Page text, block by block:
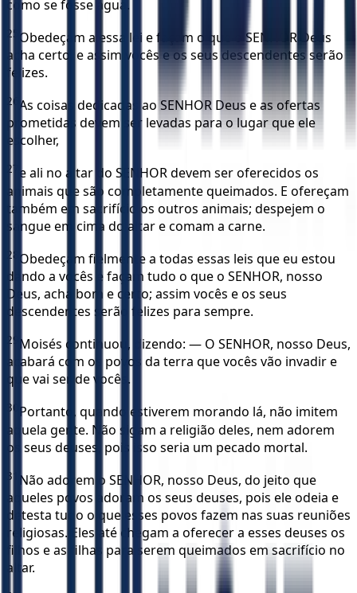
como se fosse água.
25 Obedeçam a essa lei e façam o que o SENHOR Deus
acha certo, e assim vocês e os seus descendentes serão
felizes.
26 As coisas dedicadas ao SENHOR Deus e as ofertas
prometidas devem ser levadas para o lugar que ele
escolher,
27 e ali no altar do SENHOR devem ser oferecidos os
animais que são completamente queimados. E ofereçam
também em sacrifício os outros animais; despejem o
sangue em cima do altar e comam a carne.
28 Obedeçam fielmente a todas essas leis que eu estou
dando a vocês e façam tudo o que o SENHOR, nosso
Deus, acha bom e certo; assim vocês e os seus
descendentes serão felizes para sempre.
29 Moisés continuou, dizendo: — O SENHOR, nosso Deus,
acabará com os povos da terra que vocês vão invadir e
que vai ser de vocês.
30 Portanto, quando estiverem morando lá, não imitem
aquela gente. Não sigam a religião deles, nem adorem
os seus deuses, pois isso seria um pecado mortal.
31
Não adorem o SENHOR, nosso Deus, do jeito que
aqueles povos adoram os seus deuses, pois ele odeia e
detesta tudo o que esses povos fazem nas suas reuniões
religiosas. Eles até chegam a oferecer a esses deuses os
filhos e as filhas para serem queimados em sacrifício no
altar.